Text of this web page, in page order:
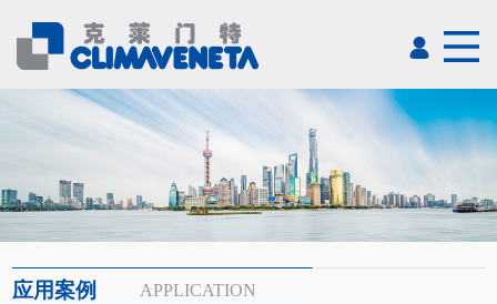
应用案例 APPLICATION